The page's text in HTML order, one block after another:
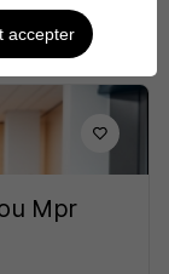
il y a 23 jours
Mpr
accepter